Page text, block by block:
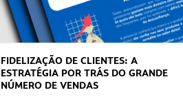
FIDELIZAÇÃO DE CLIENTES: A
ESTRATÉGIA POR TRÁS DO GRANDE
NÚMERO DE VENDAS